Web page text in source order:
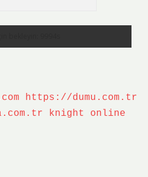
https://dumu.com.tr
knight online